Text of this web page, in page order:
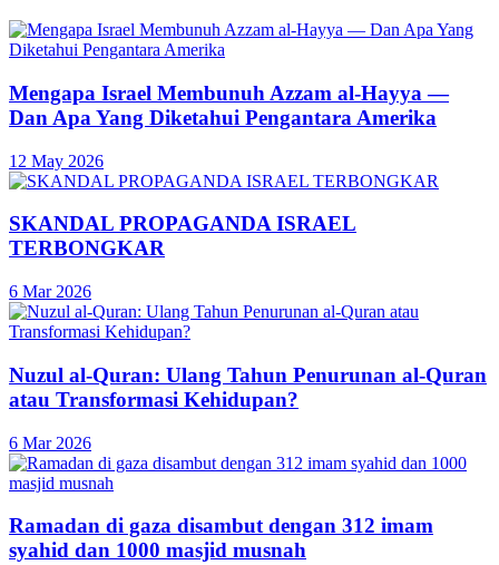
Mengapa Israel Membunuh Azzam al-Hayya —
Dan Apa Yang Diketahui Pengantara Amerika
12 May 2026
SKANDAL PROPAGANDA ISRAEL
TERBONGKAR
6 Mar 2026
Nuzul al-Quran: Ulang Tahun Penurunan al-Quran
atau Transformasi Kehidupan?
6 Mar 2026
Ramadan di gaza disambut dengan 312 imam
syahid dan 1000 masjid musnah